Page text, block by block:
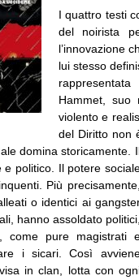
I quattro testi
del noirista
l’innovazione
lui stesso
Hammet, suo
violento e
del Diritto non
domina storicamente.
e politico. Il potere
Più precisamente,
o identici ai
hanno assoldato politici,
come pure magistrati
i sicari. Così
in clan, lotta con